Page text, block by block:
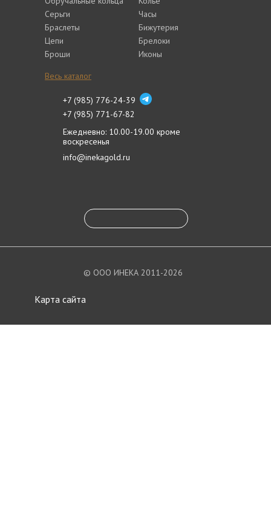
Серьги
Браслеты
Цепи
Броши
Часы
Бижутерия
Брелоки
Иконы
Весь каталог
+7 (985) 776-24-39
+7 (985) 771-67-82
Ежедневно: 10.00-19.00 кроме
воскресенья
info@inekagold.ru
© ООО ИНЕКА 2011-2026
Карта сайта